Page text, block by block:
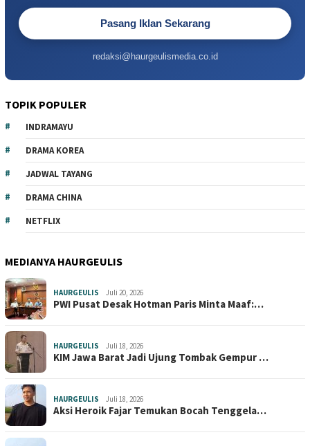
Pasang Iklan Sekarang
redaksi@haurgeulismedia.co.id
TOPIK POPULER
INDRAMAYU
DRAMA KOREA
JADWAL TAYANG
DRAMA CHINA
NETFLIX
MEDIANYA HAURGEULIS
HAURGEULIS Juli 20, 2026
PWI Pusat Desak Hotman Paris Minta Maaf:…
HAURGEULIS Juli 18, 2026
KIM Jawa Barat Jadi Ujung Tombak Gempur …
HAURGEULIS Juli 18, 2026
Aksi Heroik Fajar Temukan Bocah Tenggela…